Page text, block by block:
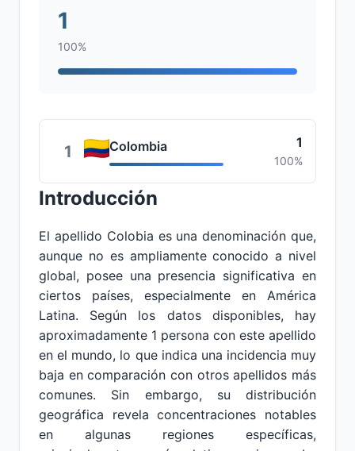
1
100%
1 Colombia 1
100%
Introducción
El apellido Colobia es una denominación que,
aunque no es ampliamente conocido a nivel
global, posee una presencia significativa en
ciertos países, especialmente en América
Latina. Según los datos disponibles, hay
aproximadamente 1 persona con este apellido
en el mundo, lo que indica una incidencia muy
baja en comparación con otros apellidos más
comunes. Sin embargo, su distribución
geográfica revela concentraciones notables
en algunas regiones específicas,